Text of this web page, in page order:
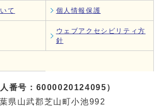
て 個人情報保護
ウェブアクセシビリティ方
針
番号：6000020124095）
県山武郡芝山町小池992